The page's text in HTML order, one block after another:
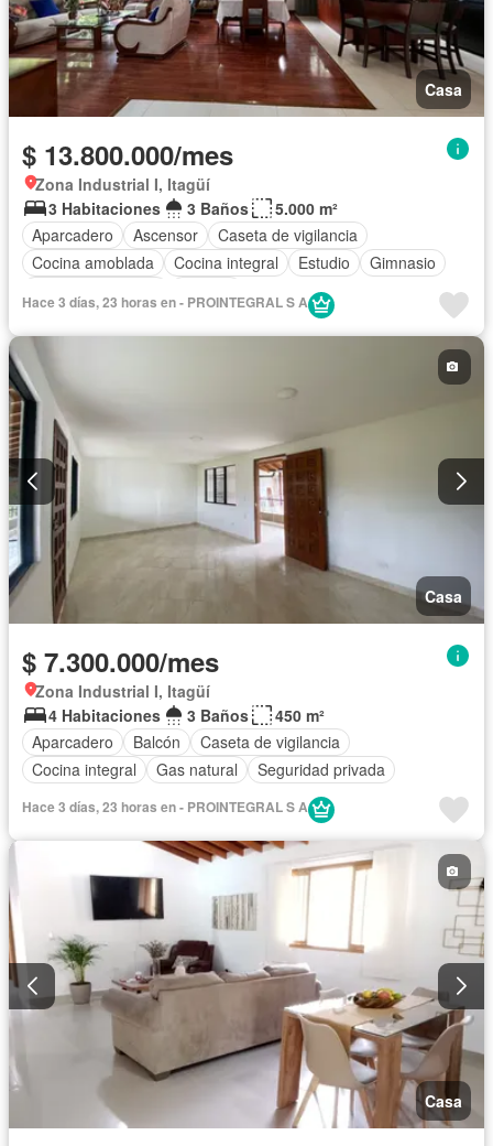
Casa
$ 13.800.000/mes
Zona Industrial I, Itagüí
3 Habitaciones
3 Baños
5.000 m²
Aparcadero
Ascensor
Caseta de vigilancia
Cocina amoblada
Cocina integral Estudio
Gimnasio
Hace 3 días, 23 horas en - PROINTEGRAL S A
Casa
$ 7.300.000/mes
Zona Industrial I, Itagüí
4 Habitaciones
3 Baños
450 m²
Aparcadero
Balcón
Caseta de vigilancia
Cocina integral
Gas natural Seguridad privada
Hace 3 días, 23 horas en - PROINTEGRAL S A
Casa